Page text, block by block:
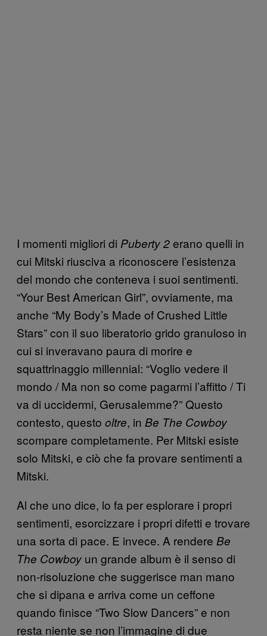
I momenti migliori di Puberty 2erano quelli in
cui Mitski riusciva a riconoscere l’esistenza
del mondo che conteneva i suoi sentimenti.
“Your Best American Girl”, ovviamente, ma
anche “My Body’s Made of Crushed Little
Stars” con il suo liberatorio grido granuloso in
cui si inveravano paura di morire e
squattrinaggio millennial: “Voglio vedere il
mondo / Ma non so come pagarmi l’affitto / Ti
va di uccidermi, Gerusalemme?” Questo
contesto, questo oltre, in Be The Cowboy
scompare completamente. Per Mitski esiste
solo Mitski, e ciò che fa provare sentimenti a
Mitski.
Al che uno dice, lo fa per esplorare i propri
sentimenti, esorcizzare i propri difetti e trovare
una sorta di pace. E invece. A rendere Be
The Cowboy un grande album è il senso di
non-risoluzione che suggerisce man mano
che si dipana e arriva come un ceffone
quando finisce “Two Slow Dancers” e non
resta niente se non l’immagine di due